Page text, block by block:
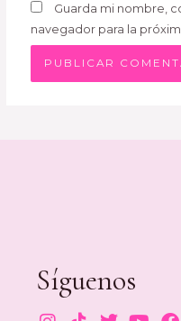
Guarda mi nombre,
navegador para la
Síguenos